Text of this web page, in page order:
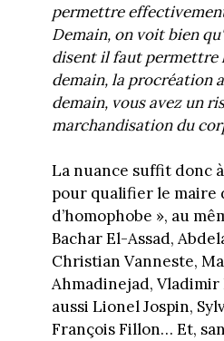
permettre
Demain, on voit bien
disent il faut permettre
demain, la procréation
demain, vous avez un
marchandisation du
La nuance suffit donc
pour qualifier le maire
d’homophobe », au
Bachar El-Assad,
Christian Vanneste,
Ahmadinejad,
aussi Lionel Jospin,
François Fillon… Et,